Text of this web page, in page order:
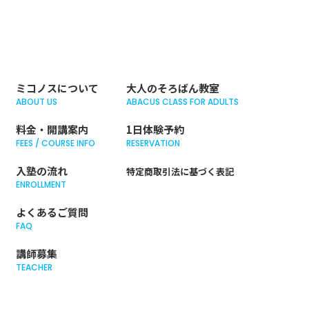
ミコノスについて
ABOUT US
料金・開講案内
FEES / COURSE INFO
入塾の流れ
ENROLLMENT
よくあるご質問
FAQ
講師募集
TEACHER
大人のそろばん教室
ABACUS CLASS FOR ADULTS
1日体験予約
RESERVATION
特定商取引法に基づく表記